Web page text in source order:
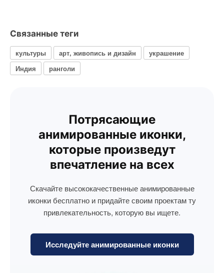
Связанные теги
культуры арт, живопись и дизайн
украшение
Индия
ранголи
Потрясающие
анимированные иконки,
которые произведут
впечатление на всех
Скачайте высококачественные анимированные
иконки бесплатно и придайте своим проектам ту
привлекательность, которую вы ищете.
Исследуйте анимированные иконки